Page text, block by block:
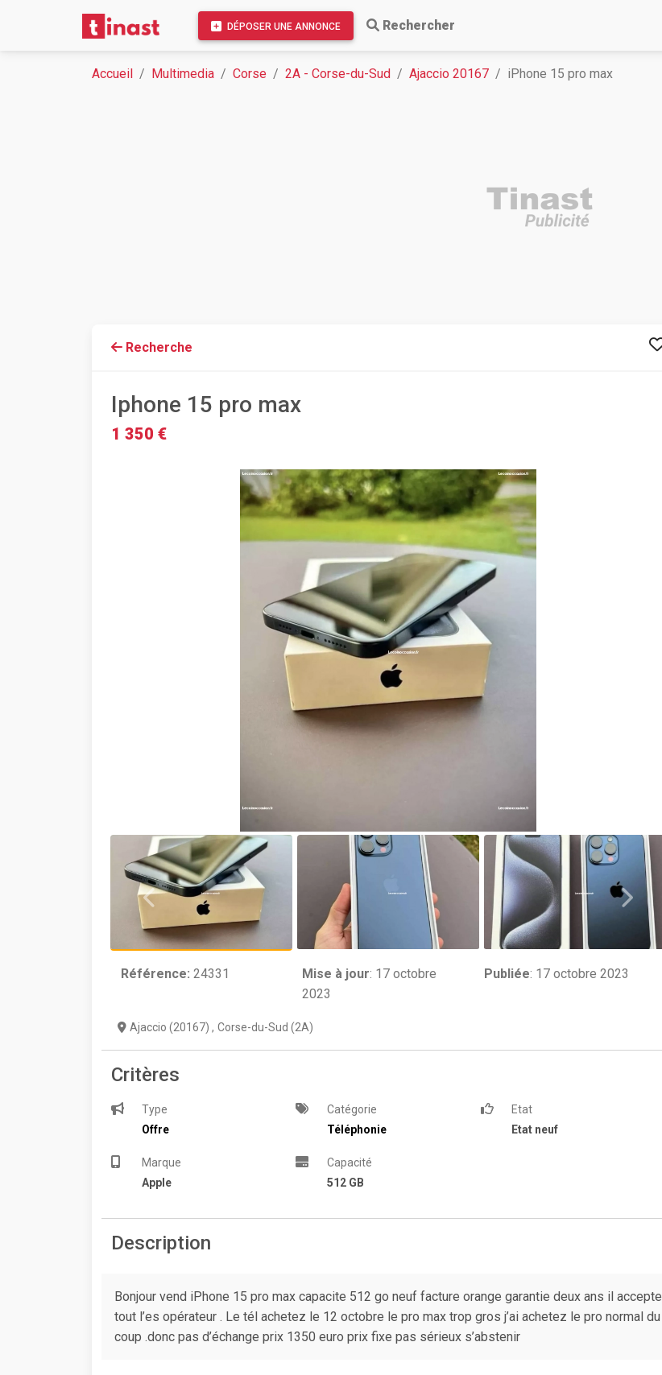
DÉPOSER UNE ANNONCE Rechercher
Accueil Multimedia Corse 2A - Corse-du-Sud Ajaccio 20167 iPhone 15 pro max
Recherche
Iphone 15 pro max
1 350 €
Référence: 24331 Mise à jour: 17 octobre
2023
Publiée: 17 octobre 2023
Ajaccio (20167) , Corse-du-Sud (2A)
Critères
Type
Offre
Catégorie
Téléphonie
Etat
Etat neuf
Marque
Apple
Capacité
512 GB
Description
Bonjour vend iPhone 15 pro max capacite 512 go neuf facture orange garantie deux ans il accepte
tout l’es opérateur . Le tél achetez le 12 octobre le pro max trop gros j’ai achetez le pro normal du
coup .donc pas d’échange prix 1350 euro prix fixe pas sérieux s’abstenir